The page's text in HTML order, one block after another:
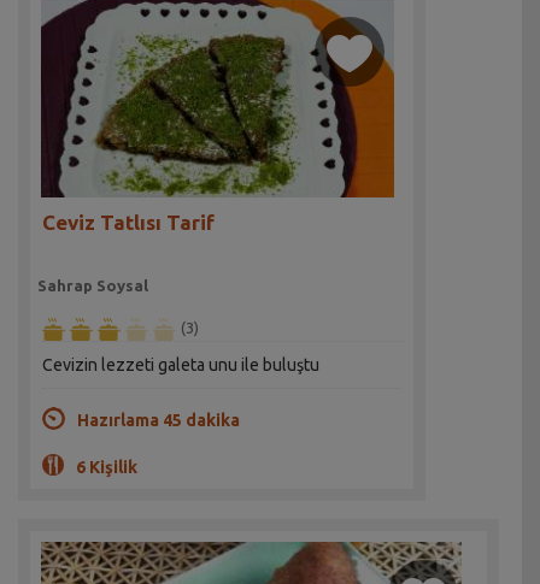
Ceviz Tatlısı Tarif
Sahrap Soysal
(3)
Cevizin lezzeti galeta unu ile buluştu
Hazırlama 45 dakika
6 Kişilik